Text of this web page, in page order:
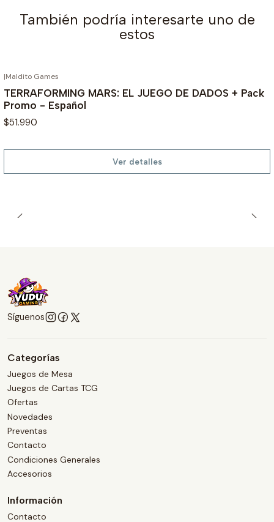
También podría interesarte uno de
estos
|Maldito Games
TERRAFORMING MARS: EL JUEGO DE DADOS + Pack
Promo - Español
$51.990
Ver detalles
Síguenos
Categorías
Juegos de Mesa
Juegos de Cartas TCG
Ofertas
Novedades
Preventas
Contacto
Condiciones Generales
Accesorios
Información
Contacto